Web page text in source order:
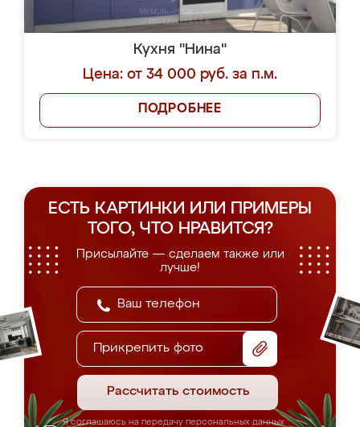
Кухня "Нина"
Цена: от 34 000 руб. за п.м.
ПОДРОБНЕЕ
ЕСТЬ КАРТИНКИ ИЛИ ПРИМЕРЫ
ТОГО, ЧТО НРАВИТСЯ?
Присылайте — сделаем также или
лучше!
Прикрепить фото
Рассчитать стоимость
Я соглашаюсь на передачу персональных данных